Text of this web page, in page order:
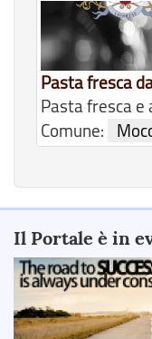
Pasta fresca
Pasta fresca e
Comune:
Il Portale è in